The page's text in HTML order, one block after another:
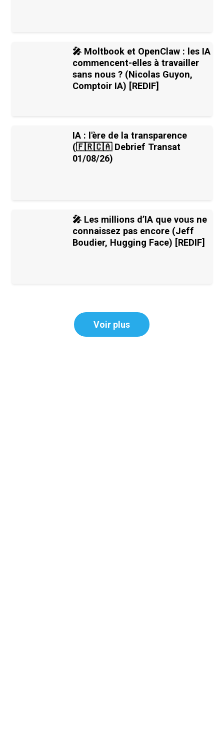
🎤 Moltbook et OpenClaw : les IA
commencent-elles à travailler
sans nous ? (Nicolas Guyon,
Comptoir IA) [REDIF]
IA : l'ère de la transparence
(🇫🇷🇨🇦 Debrief Transat
01/08/26)
🎤 Les millions d’IA que vous ne
connaissez pas encore (Jeff
Boudier, Hugging Face) [REDIF]
Voir plus